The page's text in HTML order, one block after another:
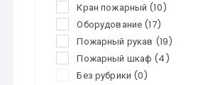
Кран пожарный (10)
Оборудование (17)
Пожарный рукав (19)
Пожарный шкаф (4)
Без рубрики (0)